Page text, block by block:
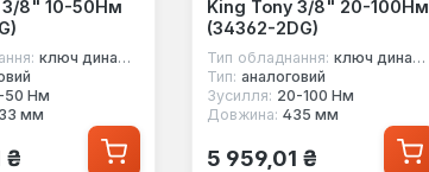
3/8" 10-50Нм
ключ динамометричний під квадрат
50 Нм
мм
₴
King Tony 3/8" 20-100Нм
(34362-2DG)
Тип обладнання: ключ динамометричний під квадрат
Тип: аналоговий
Зусилля: 20-100 Нм
Довжина: 435 мм
Звичайна ціна:
5 959,01 ₴